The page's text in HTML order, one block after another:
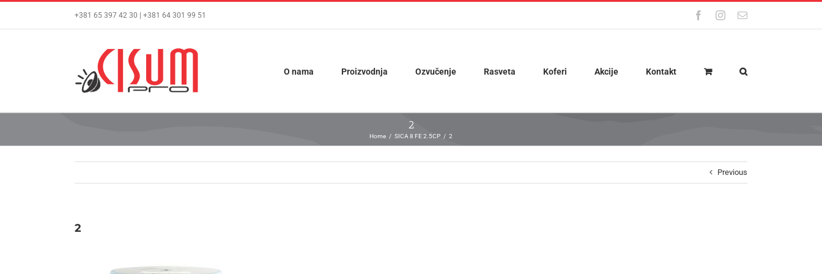
content
+381 65 397 42 30 | +381 64 301 99 51 FacebookInstagram
Email
O nama Proizvodnja Ozvučenje Rasveta Koferi Akcije Kontakt
2
Home SICA 8 FE 2.5CP 2
Previous
2